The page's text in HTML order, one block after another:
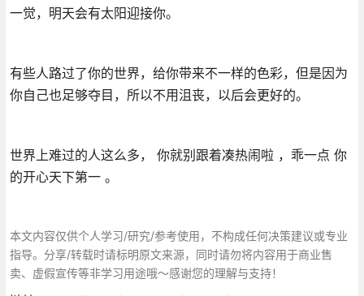
一觉，明天会有太阳迎接你。
有些人路过了你的世界，给你带来不一样的色彩，但是因为
你自己也足够夺目，所以不用沮丧，以后会更好的。
世界上难过的人这么多， 你就别跟着凑热闹啦 ，乖一点 你
的开心天下第一 。
本文内容仅供个人学习/研究/参考使用，不构成任何决策建议或专业
指导。分享/转载时请标明原文来源，同时请勿将内容用于商业售
卖、虚假宣传等非学习用途哦～感谢您的理解与支持！